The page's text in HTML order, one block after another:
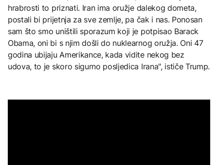
hrabrosti to priznati. Iran ima oružje dalekog dometa,
postali bi prijetnja za sve zemlje, pa čak i nas. Ponosan
sam što smo uništili sporazum koji je potpisao Barack
Obama, oni bi s njim došli do nuklearnog oružja. Oni 47
godina ubijaju Amerikance, kada vidite nekog bez
udova, to je skoro sigurno posljedica Irana", ističe Trump.